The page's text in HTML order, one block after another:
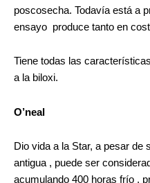
poscosecha. Todavía está a
ensayo produce tanto en
Tiene todas las
a la biloxi.
O’neal
Dio vida a la Star, a pesar de
antigua , puede ser
acumulando 400 horas frío ,